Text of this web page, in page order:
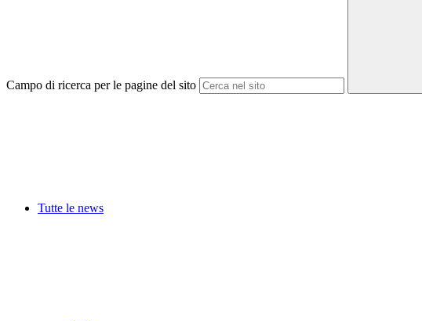
Campo di ricerca per le pagine del sito
Tutte le news